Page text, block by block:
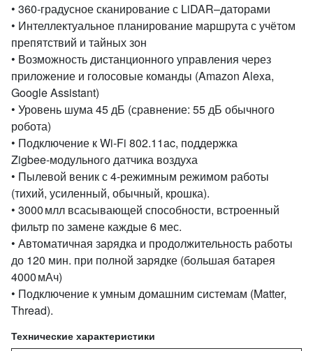
• 360‑градусное сканирование с LiDAR–даторами
• Интеллектуальное планирование маршрута с учётом
препятствий и тайных зон
• Возможность дистанционного управления через
приложение и голосовые команды (Amazon Alexa,
Google Assistant)
• Уровень шума 45 дБ (сравнение: 55 дБ обычного
робота)
• Подключение к Wi‑Fi 802.11ac, поддержка
Zigbee‑модульного датчика воздуха
• Пылевой веник с 4‑режимным режимом работы
(тихий, усиленный, обычный, крошка).
• 3000 млл всасывающей способности, встроенный
фильтр по замене каждые 6 мес.
• Автоматичная зарядка и продолжительность работы
до 120 мин. при полной зарядке (большая батарея
4000 мАч)
• Подключение к умным домашним системам (Matter,
Thread).
Технические характеристики